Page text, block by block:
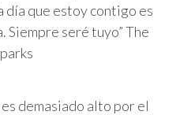
día que estoy contigo es
Siempre seré tuyo” The
demasiado alto por el